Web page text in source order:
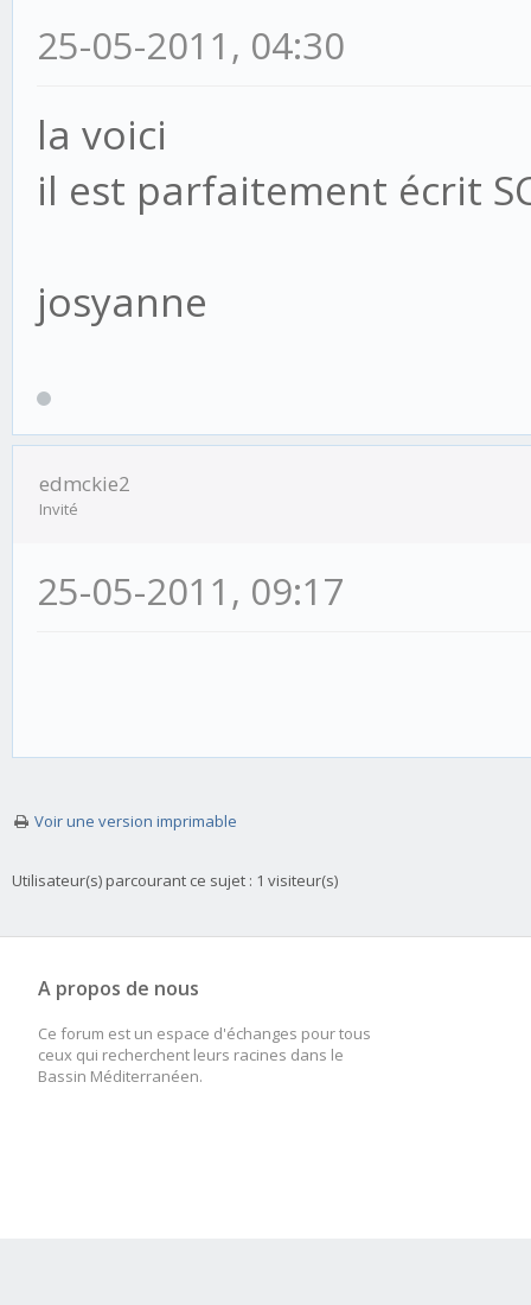
25-05-2011, 04:30
la voici
il est parfaitement écrit
josyanne
edmckie2
Invité
25-05-2011, 09:17
Voir une version imprimable
Utilisateur(s) parcourant ce sujet : 1 visiteur(s)
A propos de nous
Ce forum est un espace d'échanges pour tous
ceux qui recherchent leurs racines dans le
Bassin Méditerranéen.